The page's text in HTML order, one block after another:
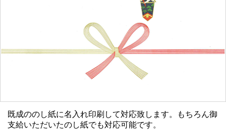
既成ののし紙に名入れ印刷して対応致します。もちろん御
支給いただいたのし紙でも対応可能です。